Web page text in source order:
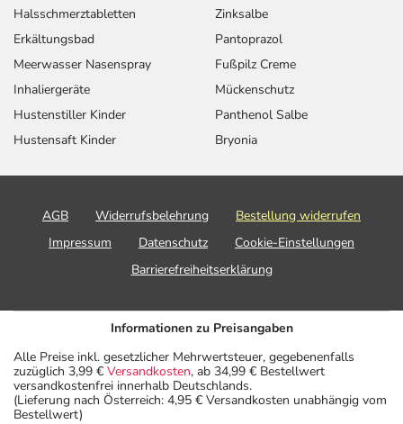
Halsschmerztabletten
Erkältungsbad
Meerwasser Nasenspray
Inhaliergeräte
Hustenstiller Kinder
Hustensaft Kinder
Zinksalbe
Pantoprazol
Fußpilz Creme
Mückenschutz
Panthenol Salbe
Bryonia
AGB Widerrufsbelehrung
Bestellung widerrufen
Impressum
Datenschutz
Cookie-Einstellungen
Barrierefreiheitserklärung
Informationen zu Preisangaben
Alle Preise inkl. gesetzlicher Mehrwertsteuer, gegebenenfalls
zuzüglich 3,99 € Versandkosten, ab 34,99 € Bestellwert
versandkostenfrei innerhalb Deutschlands.
(Lieferung nach Österreich: 4,95 € Versandkosten unabhängig vom
Bestellwert)